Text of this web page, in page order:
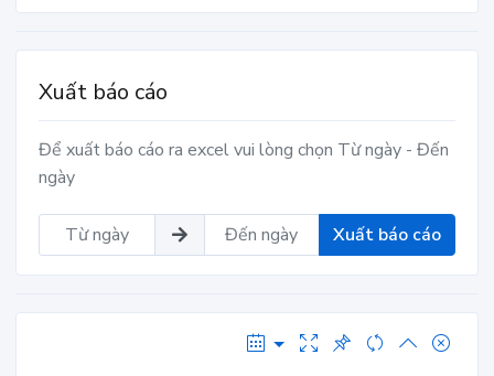
Xuất báo cáo
Để xuất báo cáo ra excel vui lòng chọn Từ ngày - Đến
ngày
Xuất báo cáo